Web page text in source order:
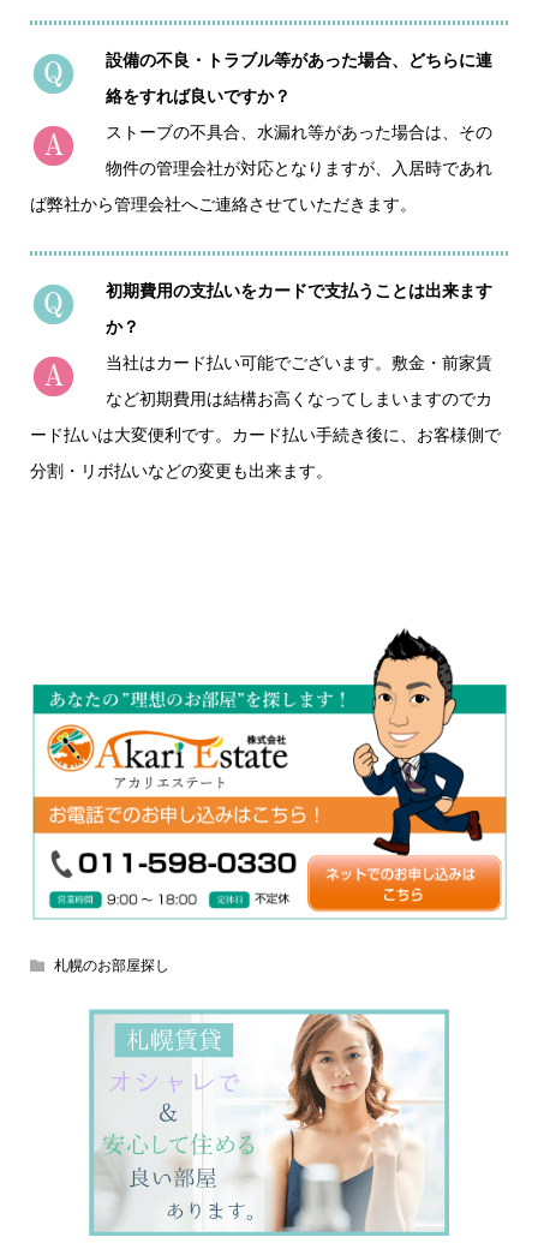
設備の不良・トラブル等があった場合、どちらに連
絡をすれば良いですか？
ストーブの不具合、水漏れ等があった場合は、その
物件の管理会社が対応となりますが、入居時であれ
ば弊社から管理会社へご連絡させていただきます。
初期費用の支払いをカードで支払うことは出来ます
か？
当社はカード払い可能でございます。敷金・前家賃
など初期費用は結構お高くなってしまいますのでカ
ード払いは大変便利です。カード払い手続き後に、お客様側で
分割・リボ払いなどの変更も出来ます。
札幌のお部屋探し